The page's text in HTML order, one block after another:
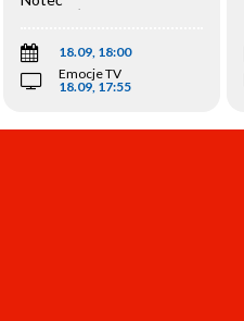
Inowrocław
18.09, 18:00
Emocje TV
18.09, 17:55